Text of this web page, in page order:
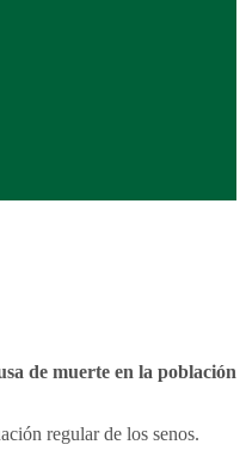
de muerte en la población
regular de los senos.